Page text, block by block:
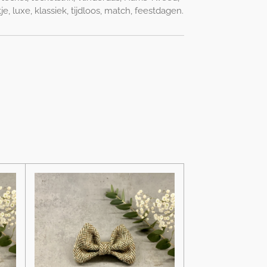
luxe, klassiek, tijdloos, match, feestdagen.